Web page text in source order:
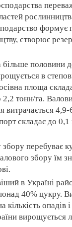
формує
створює
більше половини
в
площа
2,2 тонн/га.
витрачається
складає до
перебуває
збору їм
в Україні
40% цукру.
опадів
вирощується